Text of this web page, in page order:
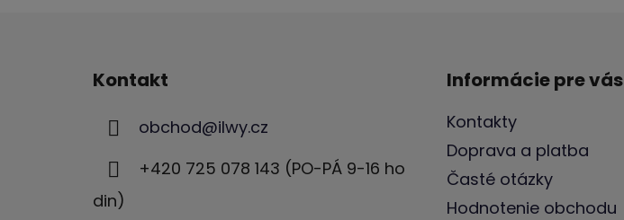
Kontakt
obchod@ilwy.cz
+420 725 078 143 (PO-PÁ 9-16 ho
din)
Informácie pre vás
Kontakty
Doprava a platba
Časté otázky
Hodnotenie obchodu